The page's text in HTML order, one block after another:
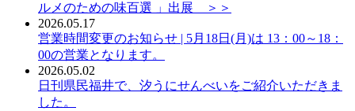
ルメのための味百選 」出展 ＞＞
2026.05.17
営業時間変更のお知らせ | 5月18日(月)は 13：00～18：
00の営業となります。
2026.05.02
日刊県民福井で、汐うにせんべいをご紹介いただきま
した。